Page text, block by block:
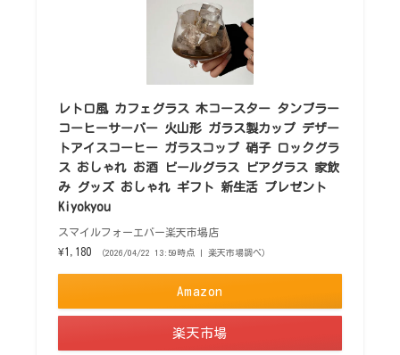
レトロ風 カフェグラス 木コースター タンブラー
コーヒーサーバー 火山形 ガラス製カップ デザー
トアイスコーヒー ガラスコップ 硝子 ロックグラ
ス おしゃれ お酒 ビールグラス ビアグラス 家飲
み グッズ おしゃれ ギフト 新生活 プレゼント
Kiyokyou
スマイルフォーエバー楽天市場店
¥1,180
（2026/04/22 13:59時点 | 楽天市場調べ）
Amazon
楽天市場